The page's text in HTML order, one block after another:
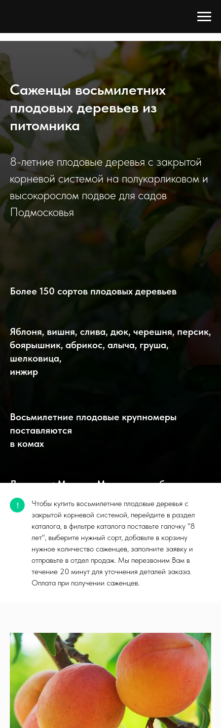
Саженцы восьмилетних
плодовых деревьев из
питомника
8-летние плодовые деревья с закрытой
корневой системой на полукарликовом и
высокорослом подвое для садов
Подмосковья
Более 150 сортов плодовых деревьев
Яблоня, вишня, слива, дюк, черешня, персик,
боярышник, абрикос, алыча, груша,
шелковица,
инжир
Восьмилетние плодовые крупномеры
поставляются
в комах
Доставка: Москва, Московская область.
Оплата при получении
!
Чтобы купить восьмилетние плодовые деревья с
закрытой корневой системой, перейдите в раздел
каталога, в фильтре каталога поставьте галочку "8
лет", выберите нужный сорт, добавьте в корзину
нужное количество саженцев, заполните заявку и
отправьте в отдел продаж. Мы перезвоним Вам в
течение 20 минут для уточнения деталей заказа.
Оплата при получении саженцев.